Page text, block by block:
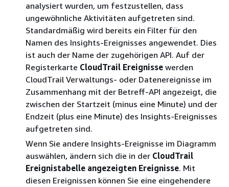
analysiert wurden, um festzustellen, dass
ungewöhnliche Aktivitäten aufgetreten sind.
Standardmäßig wird bereits ein Filter für den
Namen des Insights-Ereignisses angewendet. Dies
ist auch der Name der zugehörigen API. Auf der
Registerkarte CloudTrail Ereignisse werden
CloudTrail Verwaltungs- oder Datenereignisse im
Zusammenhang mit der Betreff-API angezeigt, die
zwischen der Startzeit (minus eine Minute) und der
Endzeit (plus eine Minute) des Insights-Ereignisses
aufgetreten sind.
Wenn Sie andere Insights-Ereignisse im Diagramm
auswählen, ändern sich die in der CloudTrail
Ereignistabelle angezeigten Ereignisse. Mit
diesen Ereignissen können Sie eine eingehendere